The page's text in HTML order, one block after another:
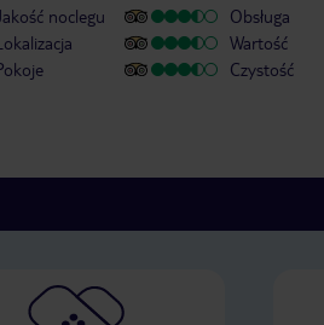
noclegu
Obsługa
Wartość
Czystość